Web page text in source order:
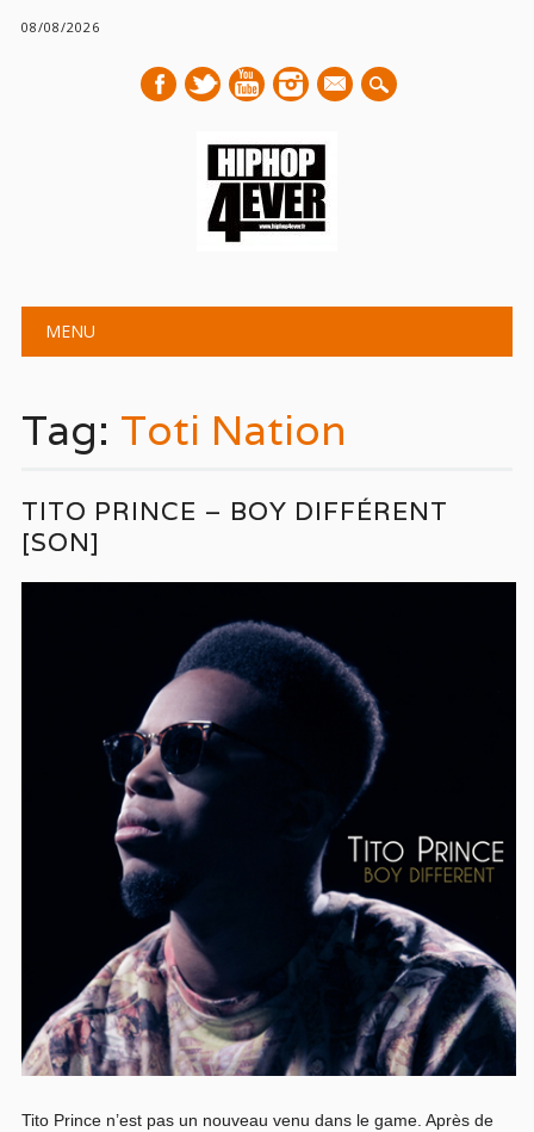
08/08/2026
mail
Main menu
MENU
Tag: Toti Nation
TITO PRINCE – BOY DIFFÉRENT
[SON]
Tito Prince n’est pas un nouveau venu dans le game. Après de